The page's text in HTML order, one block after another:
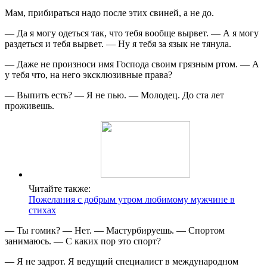
Мам, прибираться надо после этих свиней, а не до.
— Да я могу одеться так, что тебя вообще вырвет. — А я могу
раздеться и тебя вырвет. — Ну я тебя за язык не тянула.
— Даже не произноси имя Господа своим грязным ртом. — А
у тебя что, на него эксклюзивные права?
— Выпить есть? — Я не пью. — Молодец. До ста лет
проживешь.
Читайте также:
Пожелания с добрым утром любимому мужчине в
стихах
— Ты гомик? — Нет. — Мастурбируешь. — Спортом
занимаюсь. — С каких пор это спорт?
— Я не задрот. Я ведущий специалист в международном